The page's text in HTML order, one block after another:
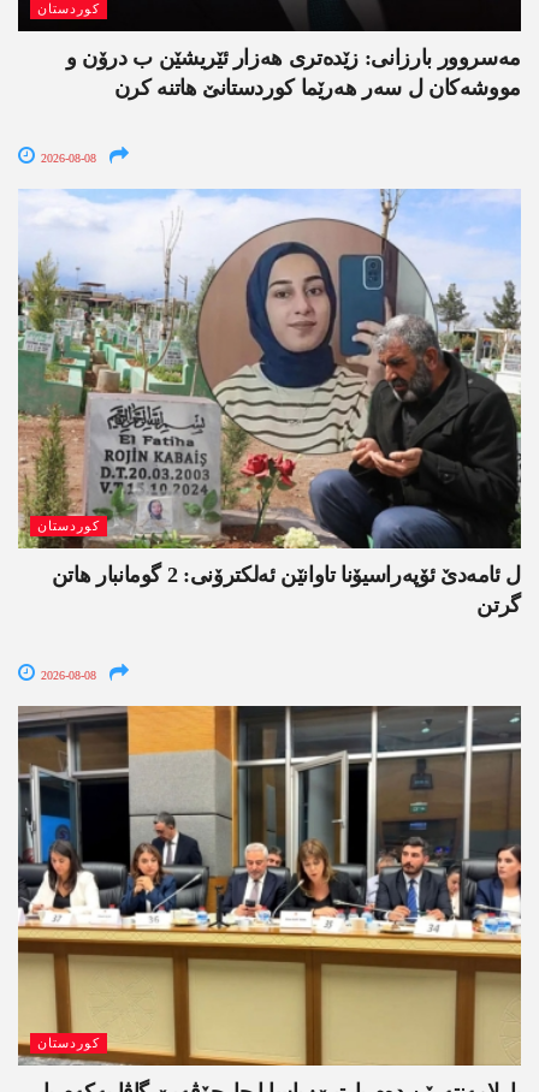
کوردستان
مەسروور بارزانی: زێدەتری ھەزار ئێریشێن ب درۆن و
مووشەکان ل سەر ھەرێما کوردستانێ ھاتنە کرن
2026-08-08
کوردستان
ل ئامەدێ ئۆپەراسیۆنا تاوانێن ئەلکترۆنی: 2 گومانبار ھاتن
گرتن
2026-08-08
کوردستان